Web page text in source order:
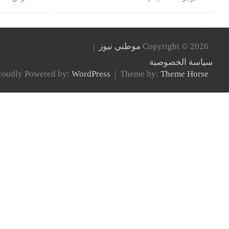
Copyright © 2026 موطني نيوز
سياسة الخصوصية
Theme by: Theme Horse
Powered by: WordPress